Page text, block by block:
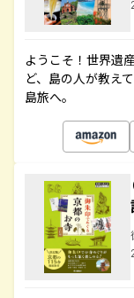
ようこそ！世界遺
ど、島の人が教え
島旅へ。